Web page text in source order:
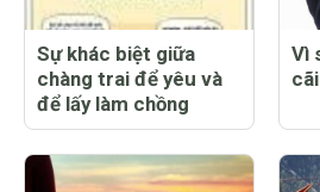
Sự khác biệt giữa
chàng trai để yêu và
để lấy làm chồng
Vì